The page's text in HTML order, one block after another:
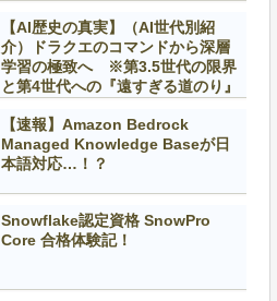
【AI歴史の真実】（AI世代別紹
介）ドラクエのコマンドから深層
学習の極致へ ※第3.5世代の限界
と第4世代への『遠すぎる道のり』
【速報】Amazon Bedrock
Managed Knowledge Baseが日
本語対応…！？
Snowflake認定資格 SnowPro
Core 合格体験記！